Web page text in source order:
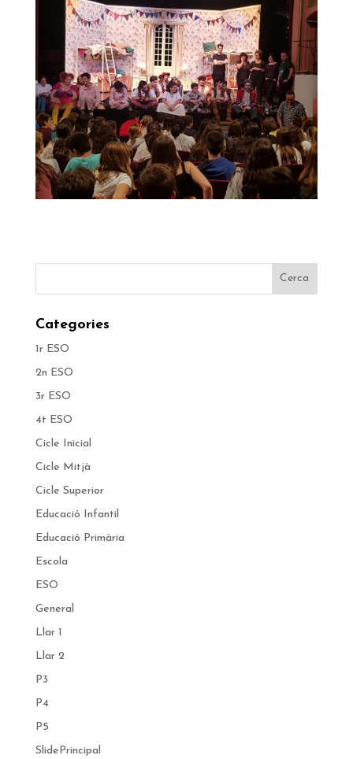
Categories
1r ESO
2n ESO
3r ESO
4t ESO
Cicle Inicial
Cicle Mitjà
Cicle Superior
Educació Infantil
Educació Primària
Escola
ESO
General
Llar 1
Llar 2
P3
P4
P5
SlidePrincipal